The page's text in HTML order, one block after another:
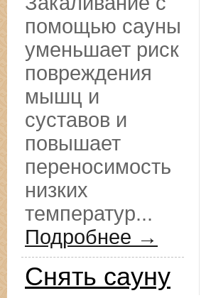
помощью сауны
уменьшает риск
повреждения
мышц и
суставов и
повышает
переносимость
низких
температур...
Подробнее →
Снять сауну